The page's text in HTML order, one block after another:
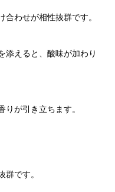
わせが相性抜群です。
添えると、酸味が加わり
りが引き立ちます。
です。